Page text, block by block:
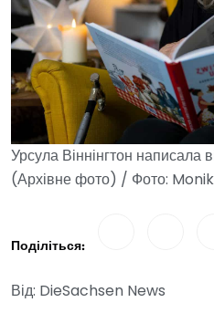
Урсула Віннінгтон написала
(Архівне фото) / Фото:
Поділіться:
Від: DieSachsen News